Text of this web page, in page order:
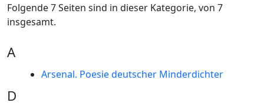
Folgende 7 Seiten sind in dieser Kategorie, von 7
insgesamt.
A
Arsenal. Poesie deutscher Minderdichter
D